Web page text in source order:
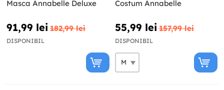
Masca Annabelle Deluxe
91,99 lei 182,99 lei
DISPONIBIL
Costum Annabelle
55,99 lei 157,99 lei
DISPONIBIL